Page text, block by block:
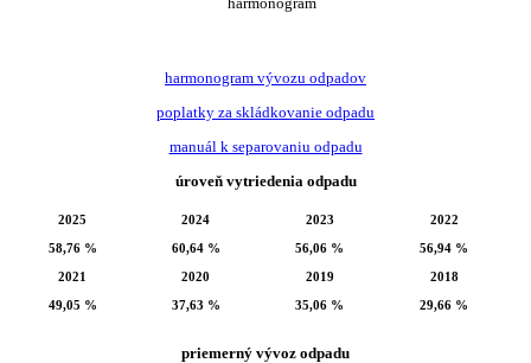
harmonogram vývozu odpadov
poplatky za skládkovanie odpadu
manuál k separovaniu odpadu
úroveň vytriedenia odpadu
2025 2024 2023
2022
58,76 %
60,64 % 56,06 %
56,94 %
2021
2020 2019
2018
49,05 %
37,63 % 35,06 % 29,66 %
priemerný vývoz odpadu